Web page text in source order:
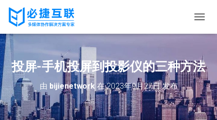
换
投屏-手机投屏到投影仪的三种方法
由 bijienetwork在2023年9月27日发布